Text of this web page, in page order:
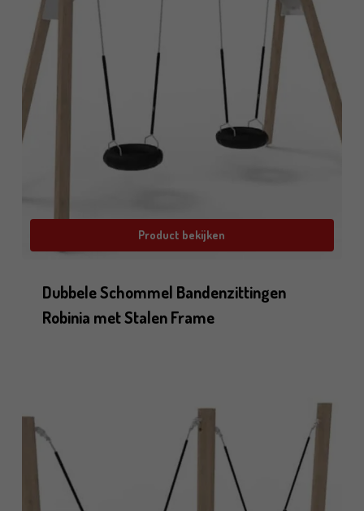
Product bekijken
Dubbele Schommel Bandenzittingen
Robinia met Stalen Frame